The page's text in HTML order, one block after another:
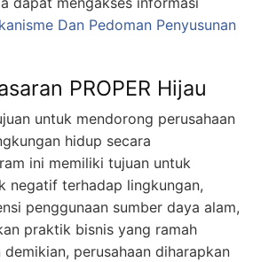
Dan Pedoman Penyusunan
PROPER Hijau
untuk mendorong perusahaan
hidup secara
ini memiliki tujuan untuk
negatif terhadap lingkungan,
penggunaan sumber daya alam,
praktik bisnis yang ramah
perusahaan diharapkan